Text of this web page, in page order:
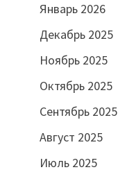
Январь 2026
Декабрь 2025
Ноябрь 2025
Октябрь 2025
Сентябрь 2025
Август 2025
Июль 2025